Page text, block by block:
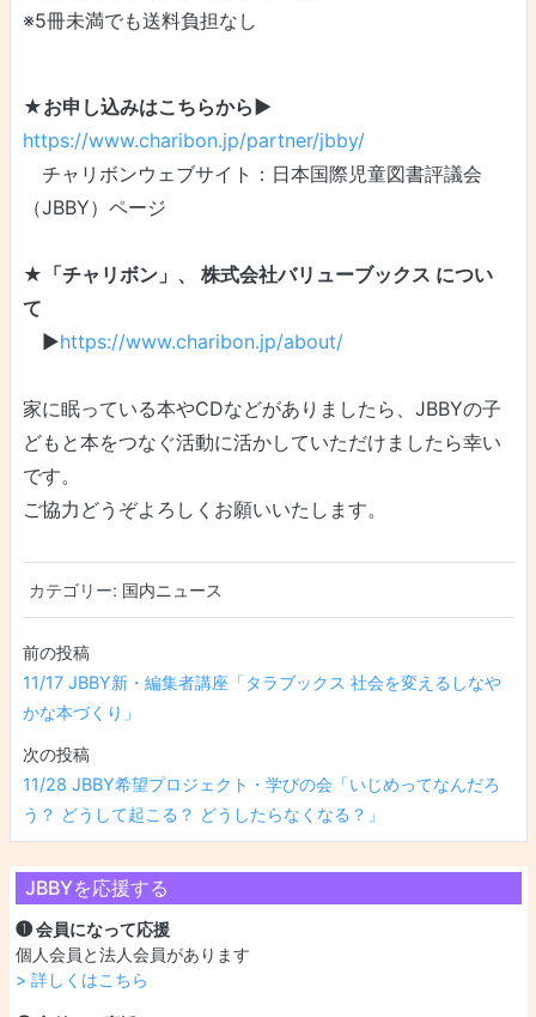
JBBYを応援する
❶ 会員になって応援
個人会員と法人会員があります
> 詳しくはこちら
※5冊未満でも送料負担なし
★お申し込みはこちらから▶
https://www.charibon.jp/partner/jbby/
チャリボンウェブサイト：日本国際児童図書評議会
（JBBY）ページ
★「チャリボン」、 株式会社バリューブックス につい
て
▶https://www.charibon.jp/about/
家に眠っている本やCDなどがありましたら、JBBYの子
どもと本をつなぐ活動に活かしていただけましたら幸い
です。
ご協力どうぞよろしくお願いいたします。
カテゴリー: 国内ニュース
投稿ナビゲーション
11/17 JBBY新・編集者講座「タラブックス 社会を変えるしなや
かな本づくり」
11/28 JBBY希望プロジェクト・学びの会「いじめってなんだろ
う？ どうして起こる？ どうしたらなくなる？」